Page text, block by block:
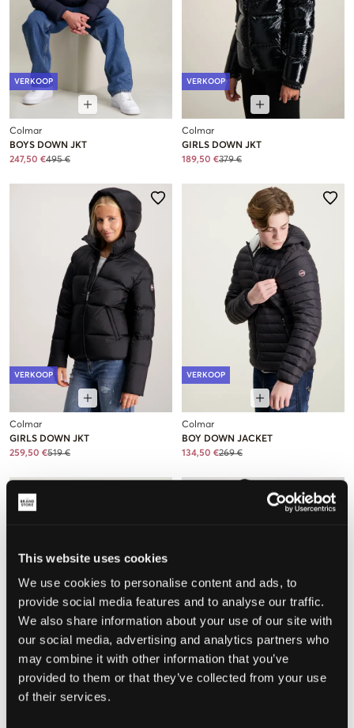
This website uses cookies
We use cookies to personalise content and ads, to
provide social media features and to analyse our traffic.
We also share information about your use of our site with
our social media, advertising and analytics partners who
may combine it with other information that you’ve
provided to them or that they’ve collected from your use
of their services.
VERKOOP
Colmar
BOYS DOWN JKT
247,50 €495 €
VERKOOP
Colmar
GIRLS DOWN JKT
189,50 €379 €
VERKOOP
Colmar
GIRLS DOWN JKT
259,50 €519 €
VERKOOP
Colmar
BOY DOWN JACKET
134,50 €269 €
VERKOOP